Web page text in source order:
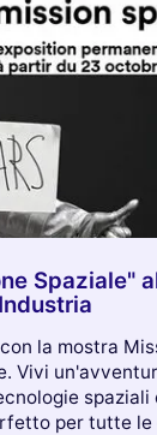
Spaziale"
la mostra
Vivi
spaziali
per tutte le